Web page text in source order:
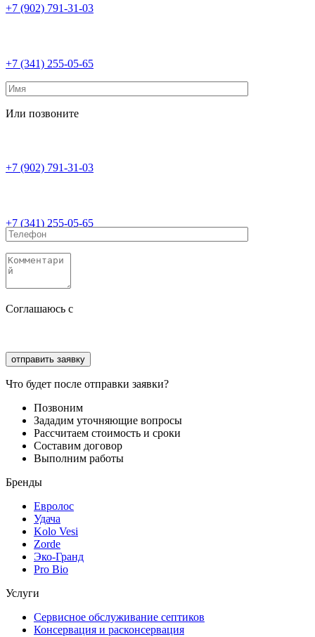
+7 (902) 791-31-03
+7 (341) 255-05-65
Или позвоните
+7 (902) 791-31-03
+7 (341) 255-05-65
Соглашаюсь с
Что будет после отправки заявки?
Позвоним
Зададим уточняющие вопросы
Рассчитаем стоимость и сроки
Составим договор
Выполним работы
Бренды
Евролос
Удача
Kolo Vesi
Zorde
Эко-Гранд
Pro Bio
Услуги
Сервисное обслуживание септиков
Консервация и расконсервация